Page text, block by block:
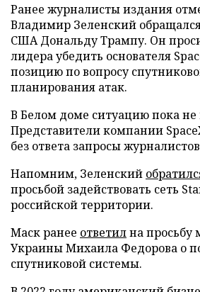
Ранее журналисты издания
Владимир Зеленский
США Дональду Трампу. Он
лидера убедить основателя
позицию по вопросу
планирования атак.
В Белом доме ситуацию пока
Представители компании
без ответа запросы
Напомним, Зеленский
просьбой задействовать сеть
российской территории.
Маск ранее ответилна просьбу
Украины Михаила Федорова о
спутниковой системы.